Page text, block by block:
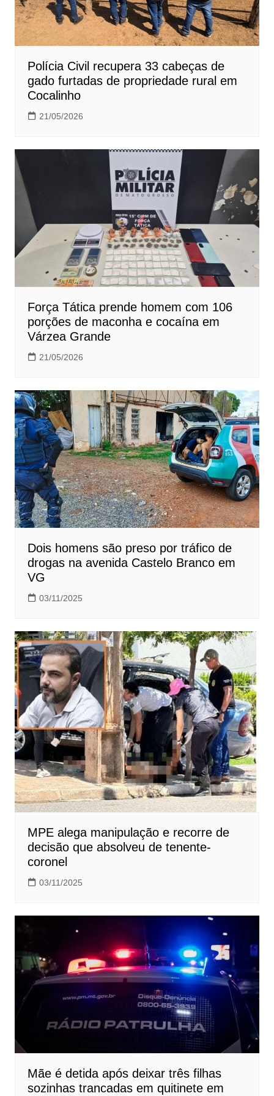
Polícia Civil recupera 33 cabeças de
gado furtadas de propriedade rural em
Cocalinho
21/05/2026
Força Tática prende homem com 106
porções de maconha e cocaína em
Várzea Grande
21/05/2026
Dois homens são preso por tráfico de
drogas na avenida Castelo Branco em
VG
03/11/2025
MPE alega manipulação e recorre de
decisão que absolveu de tenente-
coronel
03/11/2025
Mãe é detida após deixar três filhas
sozinhas trancadas em quitinete em